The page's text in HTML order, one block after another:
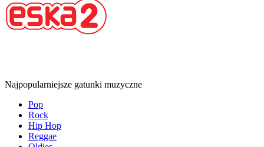
Najpopularniejsze gatunki muzyczne
Pop
Rock
Hip Hop
Reggae